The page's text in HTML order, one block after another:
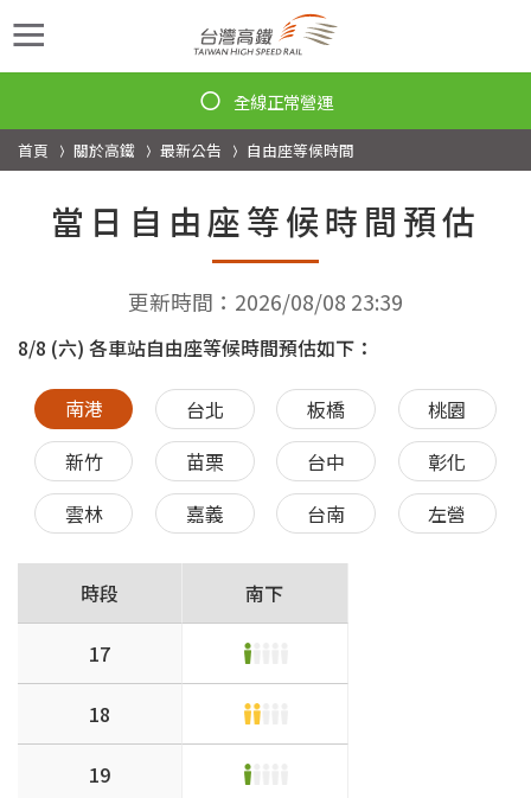
首頁 關於高鐵 最新公告 自由座等候時間
當日自由座等候時間預估
更新時間：2026/08/08 23:39
8/8 (六) 各車站自由座等候時間預估如下：
南港 台北 板橋
桃園
新竹
苗栗 台中
彰化
雲林
嘉義 台南 左營
時段 南下
17
18
19